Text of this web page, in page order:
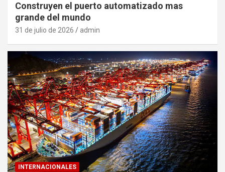
Construyen el puerto automatizado mas
grande del mundo
31 de julio de 2026 admin
INTERNACIONALES